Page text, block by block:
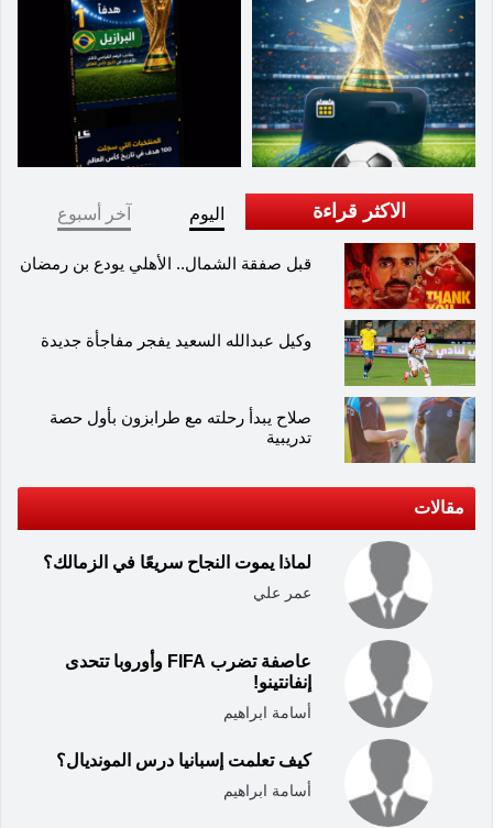
الاكثر قراءة اليوم آخر أسبوع
قبل صفقة الشمال.. الأهلي يودع بن رمضان
وكيل عبدالله السعيد يفجر مفاجأة جديدة
صلاح يبدأ رحلته مع طرابزون بأول حصة
تدريبية
مقالات
لماذا يموت النجاح سريعًا في الزمالك؟
عمر علي
عاصفة تضرب FIFA وأوروبا تتحدى
إنفانتينو!
أسامة ابراهيم
كيف تعلمت إسبانيا درس المونديال؟
أسامة ابراهيم